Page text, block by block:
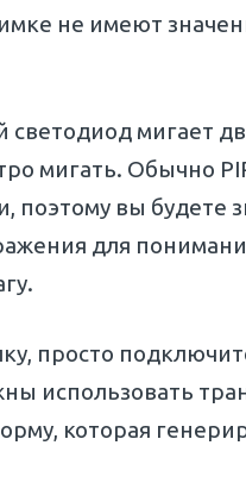
не имеют
мигает
мигать. Обычно
поэтому вы будете
для
просто
использовать
которая